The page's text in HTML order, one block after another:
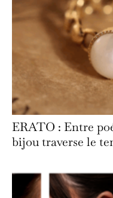
ERATO : Entre
bijou traverse le